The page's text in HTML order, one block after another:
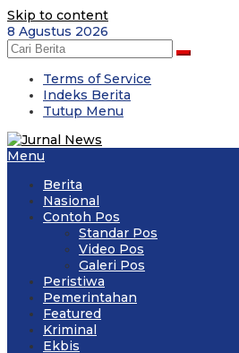
Skip to content
8 Agustus 2026
Terms of Service
Indeks Berita
Tutup Menu
Menu
Berita
Nasional
Contoh Pos
Standar Pos
Video Pos
Galeri Pos
Peristiwa
Pemerintahan
Featured
Kriminal
Ekbis